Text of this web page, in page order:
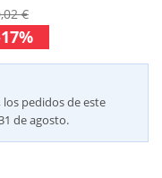
€
pedidos de este
de agosto.